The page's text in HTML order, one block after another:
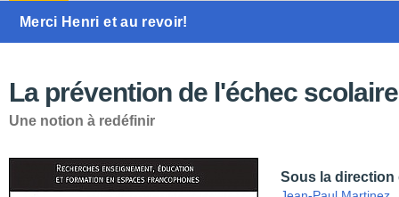
Merci Henri et au revoir!
La prévention de l'échec scolaire
Une notion à redéfinir
Sous la direction